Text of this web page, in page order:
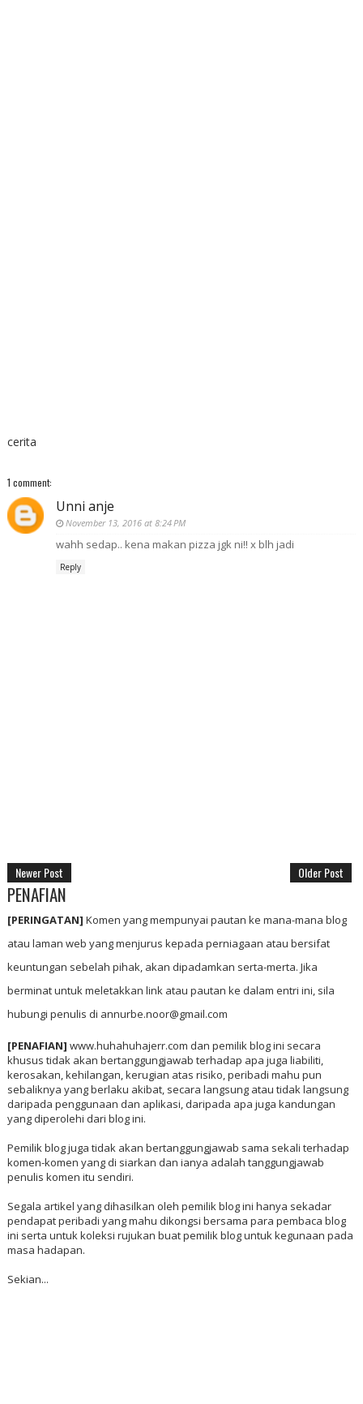
cerita
1 comment:
Unni anje
November 13, 2016 at 8:24 PM
wahh sedap.. kena makan pizza jgk ni!! x blh jadi
Reply
Newer Post Older Post
PENAFIAN
[PERINGATAN] Komen yang mempunyai pautan ke mana-mana blog
atau laman web yang menjurus kepada perniagaan atau bersifat
keuntungan sebelah pihak, akan dipadamkan serta-merta. Jika
berminat untuk meletakkan link atau pautan ke dalam entri ini, sila
hubungi penulis di annurbe.noor@gmail.com
[PENAFIAN] www.huhahuhajerr.com dan pemilik blog ini secara
khusus tidak akan bertanggungjawab terhadap apa juga liabiliti,
kerosakan, kehilangan, kerugian atas risiko, peribadi mahu pun
sebaliknya yang berlaku akibat, secara langsung atau tidak langsung
daripada penggunaan dan aplikasi, daripada apa juga kandungan
yang diperolehi dari blog ini.
Pemilik blog juga tidak akan bertanggungjawab sama sekali terhadap
komen-komen yang di siarkan dan ianya adalah tanggungjawab
penulis komen itu sendiri.
Segala artikel yang dihasilkan oleh pemilik blog ini hanya sekadar
pendapat peribadi yang mahu dikongsi bersama para pembaca blog
ini serta untuk koleksi rujukan buat pemilik blog untuk kegunaan pada
masa hadapan.
Sekian...